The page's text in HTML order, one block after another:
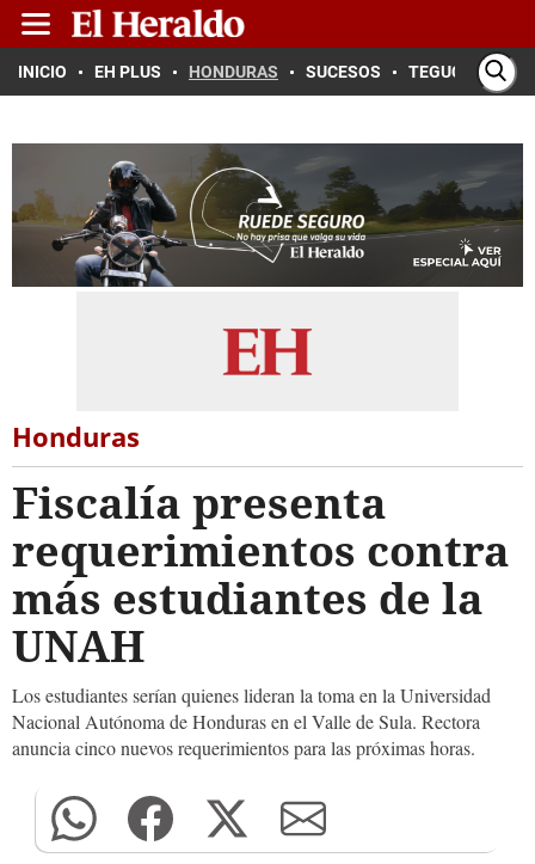
INICIO EH PLUS HONDURAS SUCESOS TEGUCIGALPA
Honduras
Fiscalía presenta
requerimientos contra
más estudiantes de la
UNAH
Los estudiantes serían quienes lideran la toma en la Universidad
Nacional Autónoma de Honduras en el Valle de Sula. Rectora
anuncia cinco nuevos requerimientos para las próximas horas.